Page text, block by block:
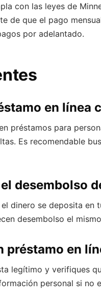
con las leyes de
de que el pago
por adelantado.
en línea
préstamos para
Es recomendable
desembolso
dinero se deposita en
desembolso el
préstamo en
legítimo y verifiques
personal si no